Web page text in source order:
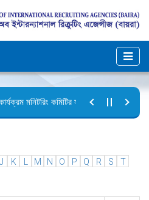
মনিটরিং কমিটির সভার কার্যবিবরণী প্রেরণ।
J K M N O P Q R S
T